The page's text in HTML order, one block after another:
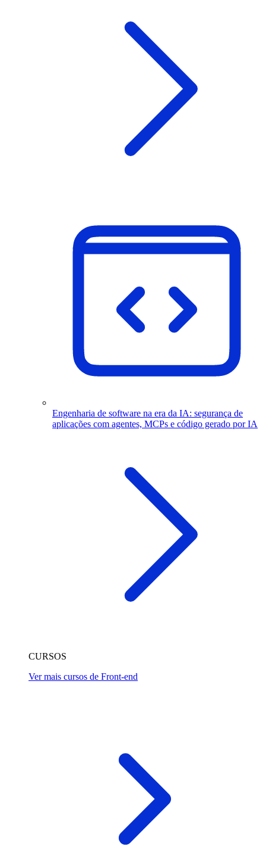
Engenharia de software na era da IA: segurança de
aplicações com agentes, MCPs e código gerado por IA
CURSOS
Ver mais cursos de Front-end